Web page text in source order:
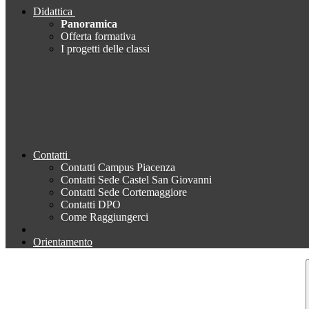
Didattica
Panoramica
Offerta formativa
I progetti delle classi
Contatti
Contatti Campus Piacenza
Contatti Sede Castel San Giovanni
Contatti Sede Cortemaggiore
Contatti DPO
Come Raggiungerci
Orientamento